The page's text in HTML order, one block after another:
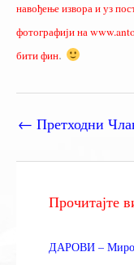
навођење извора и уз
фотографији на
бити фин.
← Претходни
Прочитајте
ДАРОВИ –